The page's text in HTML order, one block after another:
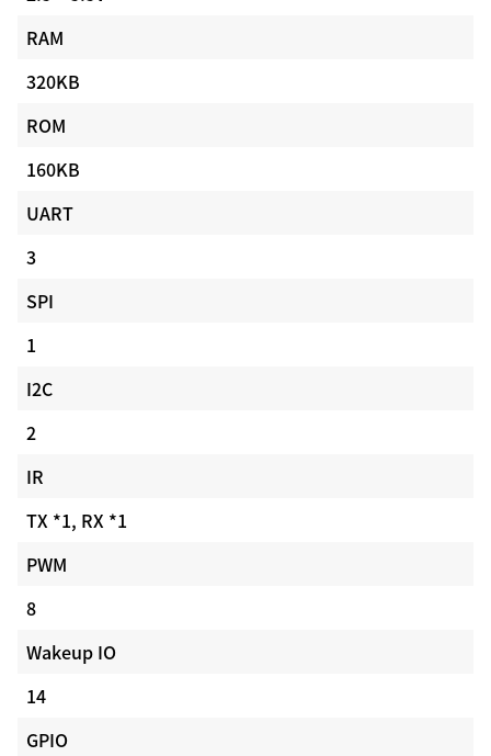
RAM
320KB
ROM
160KB
UART
3
SPI
1
I2C
2
IR
TX *1, RX *1
PWM
8
Wakeup IO
14
GPIO